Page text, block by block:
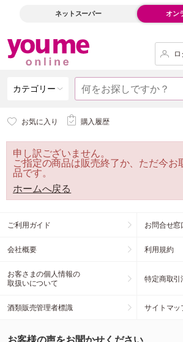
ネットスーパー オン
カテゴリー
お気に入り 購入履歴
申し訳ございません。
ご指定の商品は販売終了か、ただ今お
品です。
ホームへ戻る
ご利用ガイド お問合せ窓
会社概要 利用規約
お客さまの個人情報の
取扱いについて
特定商取引
酒類販売管理者標識 サイトマッ
お客様の声をお聞かせください